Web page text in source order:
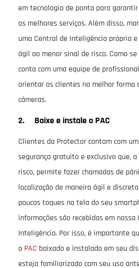
em tecnologia de ponta para
os melhores serviços. Além disso,
uma Central de Inteligência própria
ágil ao menor sinal de risco. Como
conta com uma equipe de
orientar os clientes na melhor forma
câmeras.
2. Baixe e instale o PAC
Clientes da Protector contam com
segurança gratuito e exclusivo que,
risco, permite fazer chamadas de
localização de maneira ágil e
poucos toques na tela do seu
informações são recebidas em nossa
Inteligência. Por isso, é importante
o PAC baixado e instalado em seu
esteja familiarizado com seu uso